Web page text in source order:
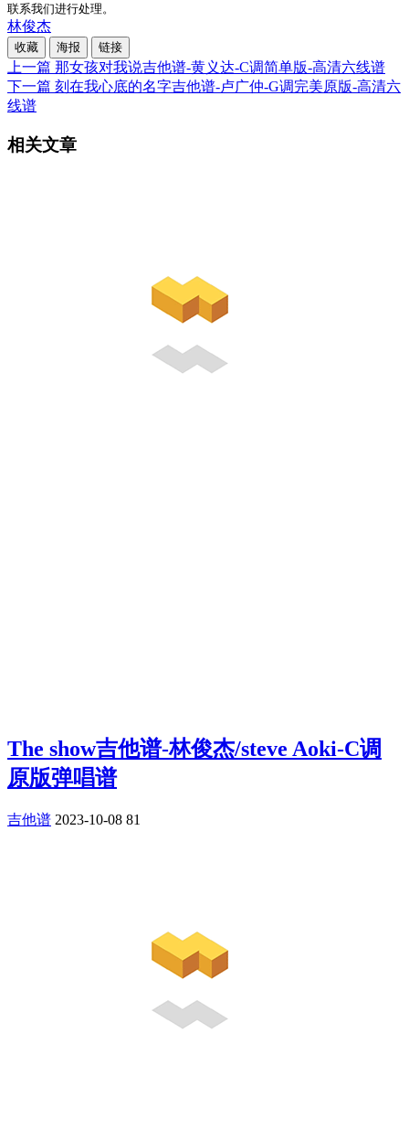
联系我们进行处理。
林俊杰
收藏 海报 链接
上一篇 那女孩对我说吉他谱-黄义达-C调简单版-高清六线谱
下一篇 刻在我心底的名字吉他谱-卢广仲-G调完美原版-高清六
线谱
相关文章
The show吉他谱-林俊杰/steve Aoki-C调
原版弹唱谱
吉他谱 2023-10-08 81